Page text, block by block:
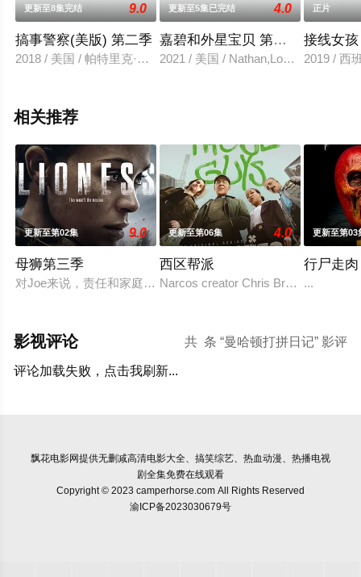
更新至8集完结 9.0
搞事警察(美版) 第二季
2018 / 美国 / 帕特里克·布拉莫尔蒂姆·麦道斯艾米·塞德丽丝苏妮
更新至5集已完结 4.0
嘉碧和外星宝贝 第一季
2021 / 美国 /
正片
接线女
2019 / 西
相关推荐
更新至第02集 9.0
母狮第三季
对Joe来说，责任和家庭的内忧外患愈演愈烈，未知的阴谋萦绕。
更新至第06集 4.0
西区帮派
Narcos creator Chris Brancato is
更新至第03
行尸走
...
共 条 “曼哈顿打拼日记” 影评
影视评论
评论加载失败，点击我刷新...
飘花电影网提供无删减高清电影大全、搞笑综艺、热血动漫、热播电视
剧全集免费在线观看
Copyright © 2023 camperhorse.com All Rights Reserved
渝ICP备2023030679号